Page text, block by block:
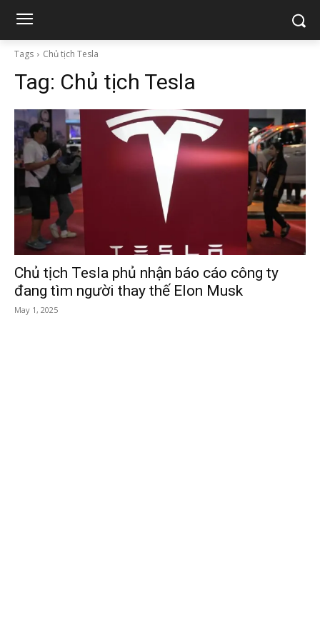
Tags Chủ tịch Tesla
Tag: Chủ tịch Tesla
Chủ tịch Tesla phủ nhận báo cáo công ty
đang tìm người thay thế Elon Musk
May 1, 2025